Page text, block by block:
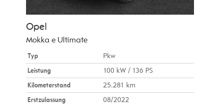
Opel
Mokka e Ultimate
Typ
Pkw
Leistung
100 kW / 136 PS
Kilometerstand
25.281 km
Erstzulassung
08/2022